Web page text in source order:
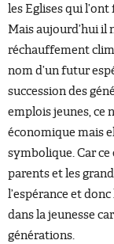
les Eglises qui
Mais aujourd’hui il
réchauffement
nom d’un futur
succession des
emplois jeunes, ce
économique mais
symbolique. Car
parents et les
l’espérance et
dans la jeunesse
générations.